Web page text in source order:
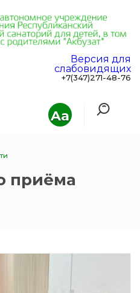
Aa
Версия для
слабовидящих
+7(347)271-48-76
приёма